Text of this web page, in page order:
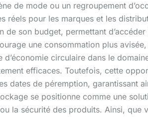
de mode ou un regroupement
pour les marques et les
son budget, permettant
une consommation plus
circulaire dans le
efficaces. Toutefois, cette
de péremption, garantissant
se positionne comme une
la sécurité des produits. Ainsi,